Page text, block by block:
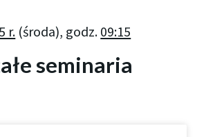
r. (środa), godz.09:15
seminaria